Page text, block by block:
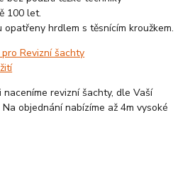
100 let.
hrdlem s těsnícím kroužkem.
Revizní šachty
revizní šachty, dle Vaší
objednání nabízíme až 4m vysoké